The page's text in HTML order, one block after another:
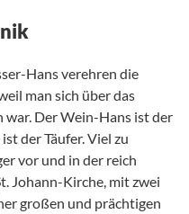
Hans verehren die
man sich über das
Der Wein-Hans ist der
der Täufer. Viel zu
vor und in der reich
Johann-Kirche, mit zwei
großen und prächtigen